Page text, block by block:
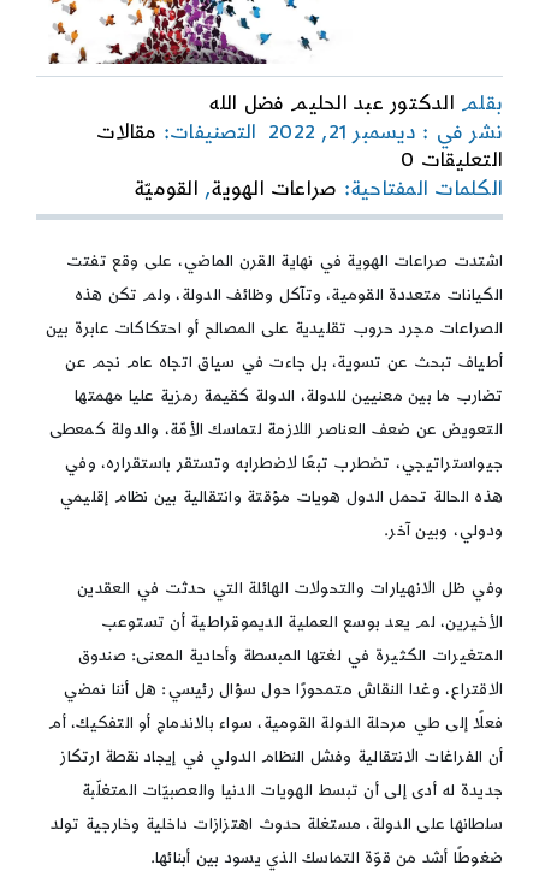
بقلم الدكتور عبد الحليم فضل الله
نشر في : ديسمبر 21, 2022
التصنيفات: مقالات
التعليقات 0
on
نحو
هوية
بنّاءة
الكلمات المفتاحية: صراعات الهوية, القوميّة
اشتدت صراعات الهوية في نهاية القرن الماضي، على وقع تفتت
الكيانات متعددة القومية، وتآكل وظائف الدولة، ولم تكن هذه
الصراعات مجرد حروب تقليدية على المصالح أو احتكاكات عابرة بين
أطياف تبحث عن تسوية، بل جاءت في سياق اتجاه عام نجم عن
تضارب ما بين معنيين للدولة، الدولة كقيمة رمزية عليا مهمتها
التعويض عن ضعف العناصر اللازمة لتماسك الأمّة، والدولة كمعطى
جيواستراتيجي، تضطرب تبعًا لاضطرابه وتستقر باستقراره، وفي
هذه الحالة تحمل الدول هويات مؤقتة وانتقالية بين نظام إقليمي
ودولي، وبين آخر.
وفي ظل الانهيارات والتحولات الهائلة التي حدثت في العقدين
الأخيرين، لم يعد بوسع العملية الديموقراطية أن تستوعب
المتغيرات الكثيرة في لغتها المبسطة وأحادية المعنى: صندوق
الاقتراع، وغدا النقاش متمحورًا حول سؤال رئيسي: هل أننا نمضي
فعلًا إلى طي مرحلة الدولة القومية، سواء بالاندماج أو التفكيك، أم
أن الفراغات الانتقالية وفشل النظام الدولي في إيجاد نقطة ارتكاز
جديدة له أدى إلى أن تبسط الهويات الدنيا والعصبيّات المتغلّبة
سلطانها على الدولة، مستغلة حدوث اهتزازات داخلية وخارجية تولد
ضغوطًا أشد من قوّة التماسك الذي يسود بين أبنائها.